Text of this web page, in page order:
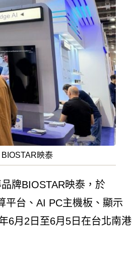
映泰
牌BIOSTAR映泰，於
平台、AI PC主機板、顯示
6月2日至6月5日在台北南港